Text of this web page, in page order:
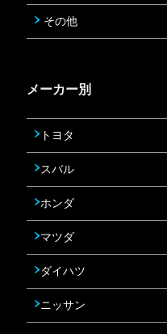
その他
メーカー別
トヨタ
スバル
ホンダ
マツダ
ダイハツ
ニッサン